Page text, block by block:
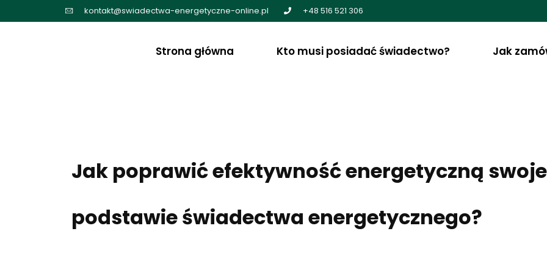
do
kontakt@swiadectwa-energetyczne-online.pl +48 516 521 306
Strona główna Kto musi posiadać świadectwo? Jak
Jak poprawić efektywność energetyczną
podstawie świadectwa energetycznego?